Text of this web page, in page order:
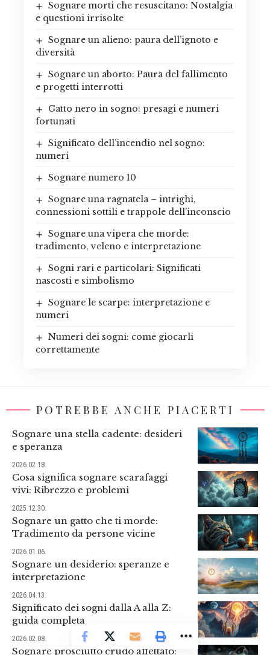
Sognare morti che resuscitano: Nostalgia
e questioni irrisolte
Sognare un alieno: paura dell’ignoto e
diversità
Sognare un aborto: Paura del fallimento
e progetti interrotti
Gatto nero in sogno: presagi e numeri
fortunati
Significato dell’incendio nel sogno:
numeri
Sognare numero 10
Sognare una ragnatela – intrighi,
connessioni sottili e trappole dell’inconscio
Sognare una vipera che morde:
tradimento, veleno e interpretazione
Sogni rari e particolari: Significati
nascosti e simbolismo
Sognare le scarpe: interpretazione e
numeri
Numeri dei sogni: come giocarli
correttamente
POTREBBE ANCHE PIACERTI
Sognare una stella cadente: desideri
e speranza
2026.02.18.
Cosa significa sognare scarafaggi
vivi: Ribrezzo e problemi
2025.12.30.
Sognare un gatto che ti morde:
Tradimento da persone vicine
2026.01.06.
Sognare un desiderio: speranze e
interpretazione
2026.04.13.
Significato dei sogni dalla A alla Z:
guida completa
2026.02.08.
Sognare prosciutto crudo affettato: